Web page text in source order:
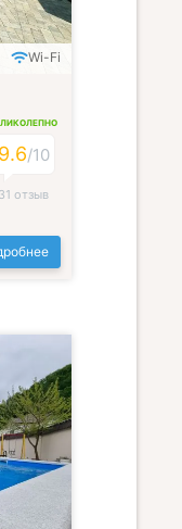
Wi-Fi
9.6/10
31 отзыв